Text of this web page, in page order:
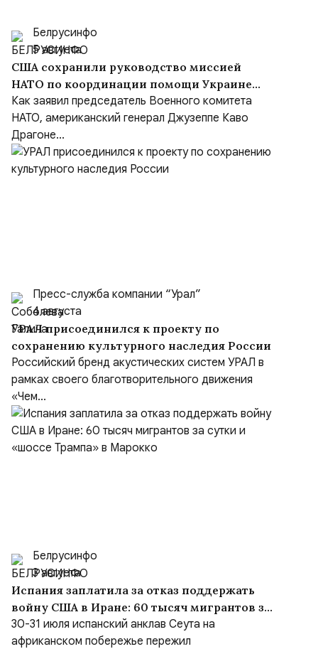
Белрусинфо
5 августа
США сохранили руководство миссией
НАТО по координации помощи Украине
(NSATU), несмотря на обещания передать
функции Европе
Как заявил председатель Военного комитета
НАТО, американский генерал Джузеппе Каво
Драгоне...
Пресс-служба компании “Урал”
4 августа
УРАЛ присоединился к проекту по
сохранению культурного наследия России
Российский бренд акустических систем УРАЛ в
рамках своего благотворительного движения
«Чем...
Белрусинфо
3 августа
Испания заплатила за отказ поддержать
войну США в Иране: 60 тысяч мигрантов за
сутки и «шоссе Трампа» в Марокко
30-31 июля испанский анклав Сеута на
африканском побережье пережил